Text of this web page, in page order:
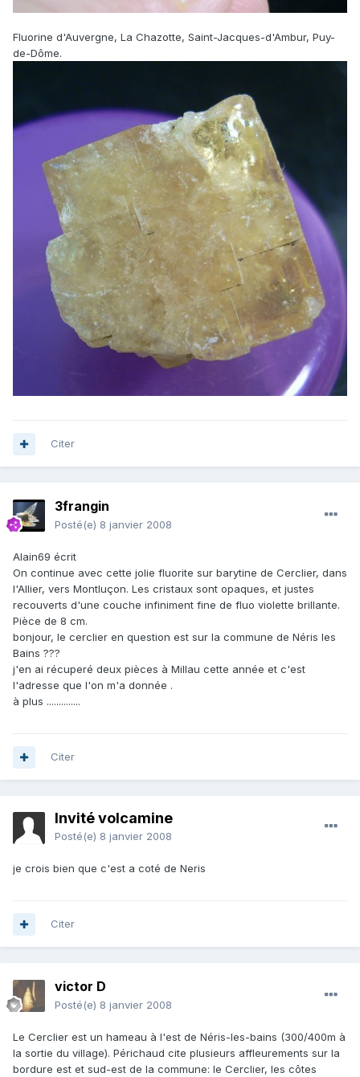
Fluorine d'Auvergne, La Chazotte, Saint-Jacques-d'Ambur, Puy-
de-Dôme.
Citer
3frangin
Posté(e) 8 janvier 2008
Alain69 écrit
On continue avec cette jolie fluorite sur barytine de Cerclier, dans
l'Allier, vers Montluçon. Les cristaux sont opaques, et justes
recouverts d'une couche infiniment fine de fluo violette brillante.
Pièce de 8 cm.
bonjour, le cerclier en question est sur la commune de Néris les
Bains ???
j'en ai récuperé deux pièces à Millau cette année et c'est
l'adresse que l'on m'a donnée .
à plus ..............
Citer
Invité volcamine
Posté(e) 8 janvier 2008
je crois bien que c'est a coté de Neris
Citer
victor D
Posté(e) 8 janvier 2008
Le Cerclier est un hameau à l'est de Néris-les-bains (300/400m à
la sortie du village). Périchaud cite plusieurs affleurements sur la
bordure est et sud-est de la commune: le Cerclier, les côtes